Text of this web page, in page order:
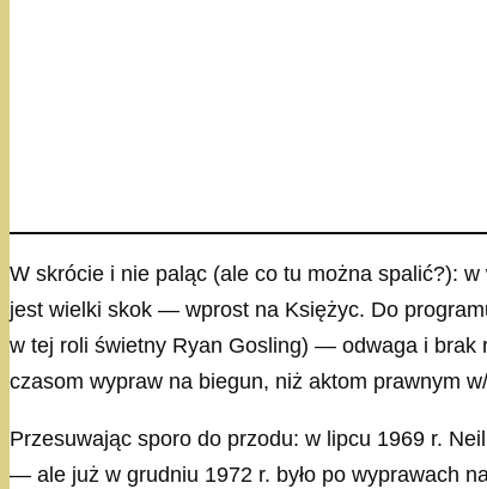
W skrócie i nie paląc (ale co tu można spalić?):
jest wielki skok — wprost na Księżyc. Do
w tej roli świetny Ryan Gosling) — odwaga i brak
czasom wypraw na biegun, niż aktom prawnym
Przesuwając sporo do przodu: w lipcu 1969 r.
— ale już w grudniu 1972 r. było po wyprawach